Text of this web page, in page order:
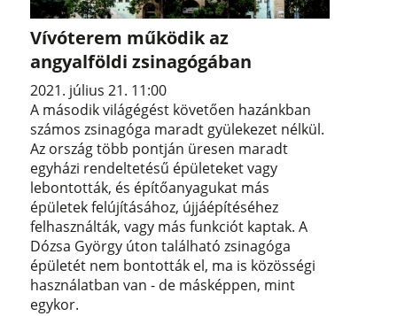
Vívóterem működik az
angyalföldi zsinagógában
2021. július 21. 11:00
A második világégést követően hazánkban
számos zsinagóga maradt gyülekezet nélkül.
Az ország több pontján üresen maradt
egyházi rendeltetésű épületeket vagy
lebontották, és építőanyagukat más
épületek felújításához, újjáépítéséhez
felhasználták, vagy más funkciót kaptak. A
Dózsa György úton található zsinagóga
épületét nem bontották el, ma is közösségi
használatban van - de másképpen, mint
egykor.